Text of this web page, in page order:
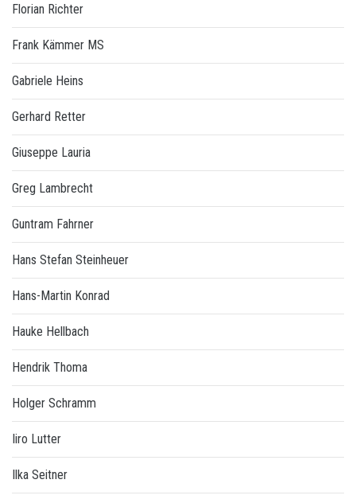
Florian Richter
Frank Kämmer MS
Gabriele Heins
Gerhard Retter
Giuseppe Lauria
Greg Lambrecht
Guntram Fahrner
Hans Stefan Steinheuer
Hans-Martin Konrad
Hauke Hellbach
Hendrik Thoma
Holger Schramm
Iiro Lutter
Ilka Seitner